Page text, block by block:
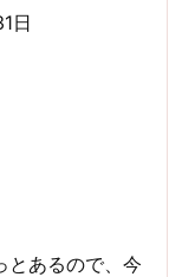
日
とあるので、今